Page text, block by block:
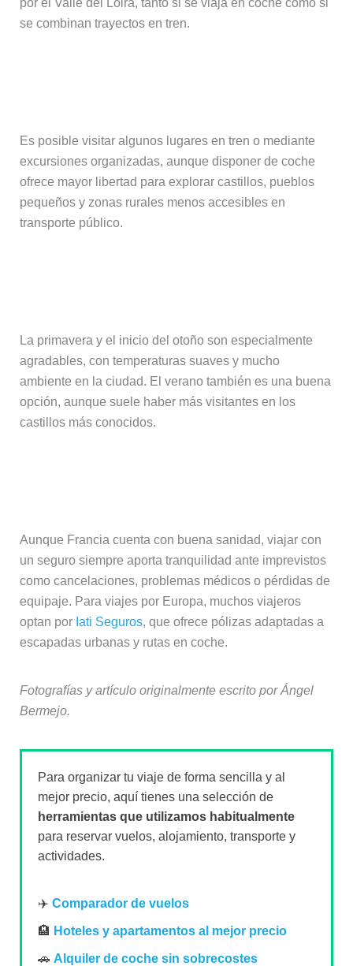
se combinan trayectos en tren.
Es posible visitar algunos lugares en tren o mediante
excursiones organizadas, aunque disponer de coche
ofrece mayor libertad para explorar castillos, pueblos
pequeños y zonas rurales menos accesibles en
transporte público.
La primavera y el inicio del otoño son especialmente
agradables, con temperaturas suaves y mucho
ambiente en la ciudad. El verano también es una buena
opción, aunque suele haber más visitantes en los
castillos más conocidos.
Aunque Francia cuenta con buena sanidad, viajar con
un seguro siempre aporta tranquilidad ante imprevistos
como cancelaciones, problemas médicos o pérdidas de
equipaje. Para viajes por Europa, muchos viajeros
optan por Iati Seguros, que ofrece pólizas adaptadas a
escapadas urbanas y rutas en coche.
Fotografías y artículo originalmente escrito por Ángel
Bermejo.
Para organizar tu viaje de forma sencilla y al
mejor precio, aquí tienes una selección de
herramientas que utilizamos habitualmente
para reservar vuelos, alojamiento, transporte y
actividades.
✈️ Comparador de vuelos
🏨 Hoteles y apartamentos al mejor precio
🚗 Alquiler de coche sin sobrecostes